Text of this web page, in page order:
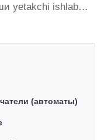
yetakchi ishlab
mamlakat
(автоматы)